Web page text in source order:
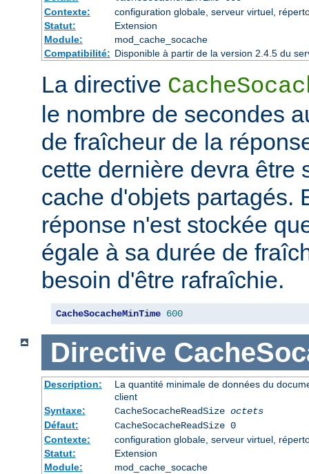
Contexte:
configuration globale, serveur virtuel,
Statut:
Extension
Module:
mod_cache_socache
Compatibilité: Disponible à partir de la version 2.4.5 du
La directive
le nombre de secondes
de fraîcheur de la
cette dernière devra être
cache d'objets partagés.
réponse n'est stockée
égale à sa durée de
besoin d'être rafraîchie.
CacheSocacheMinTime 600
Directive
Description:
La quantité minimale de données du
client
Syntaxe:
CacheSocacheReadSize octets
Défaut:
CacheSocacheReadSize 0
Contexte:
configuration globale, serveur virtuel,
Statut:
Extension
Module:
mod_cache_socache